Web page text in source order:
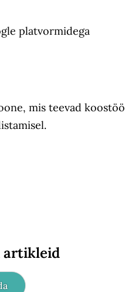
platvormidega
mis teevad koostöö
artikleid